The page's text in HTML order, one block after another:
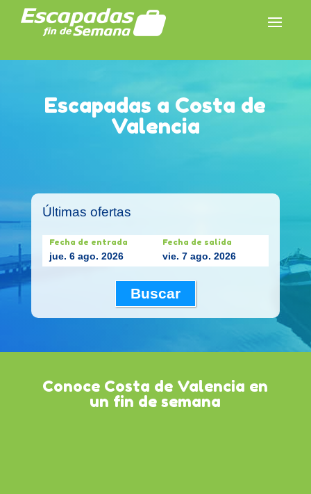
Escapadas a Costa de
Valencia
Últimas ofertas
Fecha de entrada
jue. 6 ago. 2026
Fecha de salida
vie. 7 ago. 2026
Conoce Costa de Valencia en
un fin de semana